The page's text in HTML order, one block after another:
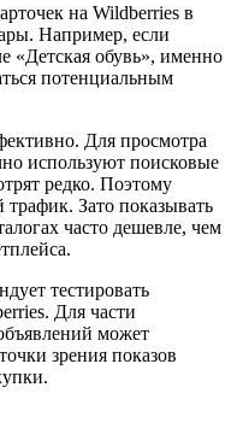
на Wildberries в
Например, если
«Детская обувь», именно
потенциальным
Для просмотра
используют поисковые
редко. Поэтому
трафик. Зато показывать
часто дешевле, чем
тестировать
Для части
может
зрения показов